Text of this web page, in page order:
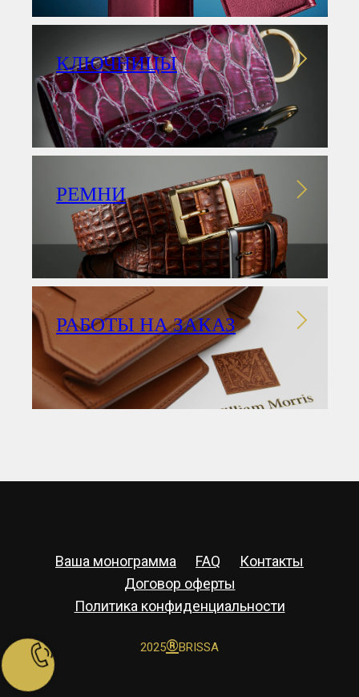
КЛЮЧНИЦЫ
РЕМНИ
РАБОТЫ НА ЗАКАЗ
Ваша монограмма FAQ
Контакты
Договор оферты
Политика конфиденциальности
2025®BRISSA